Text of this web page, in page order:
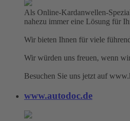
Als Online-Kardanwellen-
nahezu immer eine Lösung für
Wir bieten Ihnen für viele
Wir würden uns freuen, wenn
Besuchen Sie uns jetzt auf
www.autodoc.de